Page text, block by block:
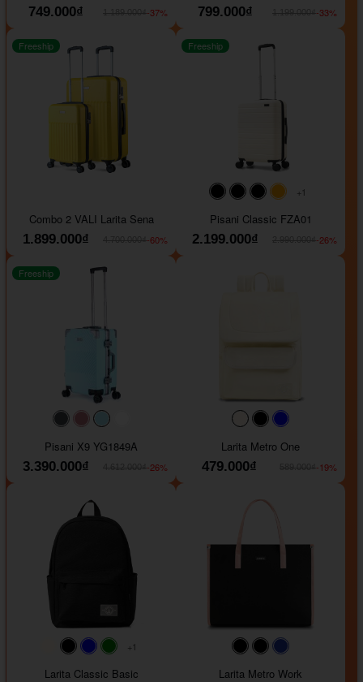
749.000₫
-37%
799.000₫
-33%
Freeship
Combo 2 VALI Larita Sena
1.899.000₫
-60%
#000000#000000#000000
+1
Freeship
Pisani Classic FZA01
2.199.000₫
-26%
#40454a#b76e79
Freeship
Pisani X9 YG1849A
3.390.000₫
-26%
#faf0e6#000000
Larita Metro One
479.000₫
-19%
#faf0e6#000000#0000FF
+1
Larita Classic Basic
#000000#000000
Larita Metro Work